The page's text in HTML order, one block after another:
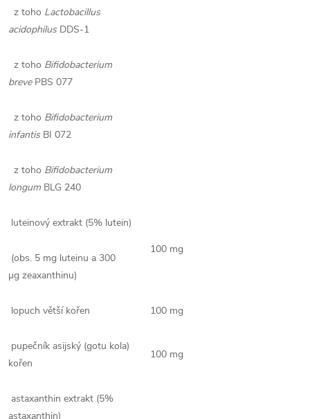
z toho Lactobacillus
acidophilus DDS-1
z toho Bifidobacterium
brevePBS 077
z toho Bifidobacterium
infantis BI 072
z toho Bifidobacterium
longum BLG 240
luteinový extrakt (5% lutein)
(obs. 5 mg luteinu a 300
µg zeaxanthinu)
100 mg
lopuch větší kořen 100 mg
pupečník asijský (gotu kola)
kořen
100 mg
astaxanthin extrakt (5%
astaxanthin)